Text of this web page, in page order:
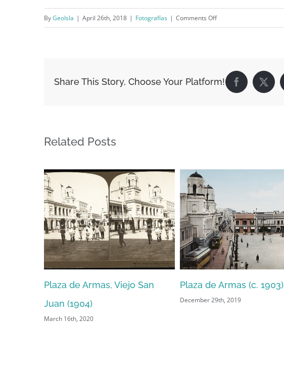
ByGeoIsla | April 26th, 2018 | Fotografías | Comments Offon
Fuerte
Share This Story, Choose Your Platform! Facebook
X
Related Posts
Plaza de Armas, Viejo San
Juan (1904)
March 16th, 2020
Plaza de Armas (c. 1903)
December 29th, 2019